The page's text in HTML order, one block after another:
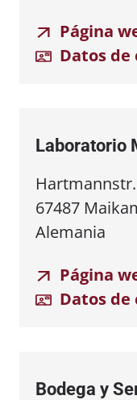
Página
Datos
Laboratorio
67487
Alemania
Página
Datos
Bodega y